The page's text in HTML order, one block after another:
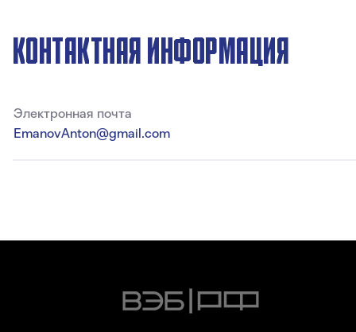
КОНТАКТНАЯ ИНФОРМАЦИЯ
Электронная почта
EmanovAnton@gmail.com